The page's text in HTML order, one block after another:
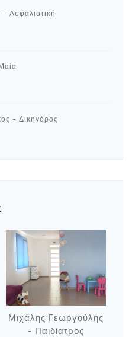
- Ασφαλιστική
- Δικηγόρος
Μιχάλης Γεωργούλης
- Παιδίατρος